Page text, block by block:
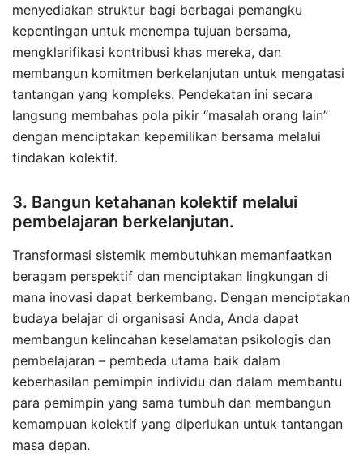
menyediakan struktur bagi berbagai pemangku
kepentingan untuk menempa tujuan bersama,
mengklarifikasi kontribusi khas mereka, dan
membangun komitmen berkelanjutan untuk mengatasi
tantangan yang kompleks. Pendekatan ini secara
langsung membahas pola pikir “masalah orang lain”
dengan menciptakan kepemilikan bersama melalui
tindakan kolektif.
3. Bangun ketahanan kolektif melalui
pembelajaran berkelanjutan.
Transformasi sistemik membutuhkan memanfaatkan
beragam perspektif dan menciptakan lingkungan di
mana inovasi dapat berkembang. Dengan menciptakan
budaya belajar di organisasi Anda, Anda dapat
membangun kelincahan keselamatan psikologis dan
pembelajaran – pembeda utama baik dalam
keberhasilan pemimpin individu dan dalam membantu
para pemimpin yang sama tumbuh dan membangun
kemampuan kolektif yang diperlukan untuk tantangan
masa depan.